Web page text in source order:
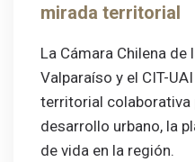
mirada territorial
La Cámara Chilena de
Valparaíso y el CIT-
territorial colaborativa
desarrollo urbano, la
de vida en la región.